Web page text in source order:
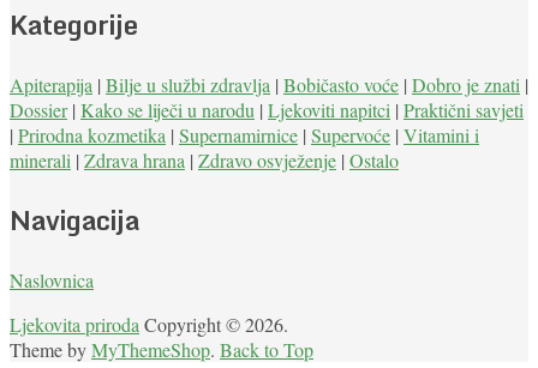
Kategorije
Apiterapija | Bilje u službi zdravlja | Bobičasto voće | Dobro je znati |
Dossier| Kako se liječi u narodu | Ljekoviti napitci | Praktični savjeti
| Prirodna kozmetika | Supernamirnice | Supervoće | Vitamini i
minerali | Zdrava hrana | Zdravo osvježenje | Ostalo
Navigacija
Naslovnica
Ljekovita priroda Copyright © 2026.
Theme byMyThemeShop. Back to Top